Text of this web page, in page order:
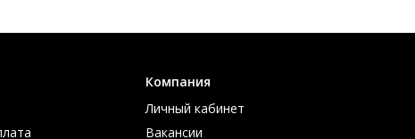
Компания
Личный кабинет
Вакансии